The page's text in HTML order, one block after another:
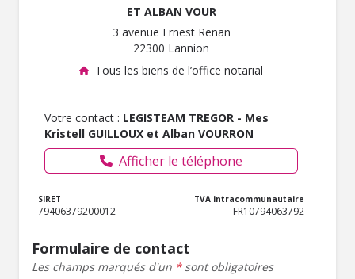
ET ALBAN VOUR
3 avenue Ernest Renan
22300 Lannion
Tous les biens de l’office notarial
Votre contact : LEGISTEAM TREGOR - Mes
Kristell GUILLOUX et Alban VOURRON
Afficher le téléphone
SIRET
79406379200012
TVA intracommunautaire
FR10794063792
Formulaire de contact
Les champs marqués d'un *sont obligatoires